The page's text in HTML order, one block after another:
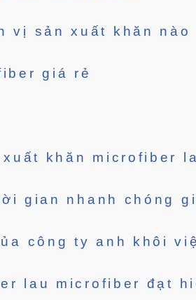
vị sản xuất khăn nào
giá rẻ
khăn microfiber
gian nhanh chóng
công ty anh khôi
lau microfiber đạt